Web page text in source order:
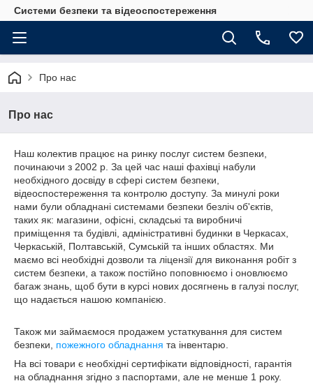
Системи безпеки та відеоспостереження
Про нас
Про нас
Наш колектив працює на ринку послуг систем безпеки,
починаючи з 2002 р. За цей час наші фахівці набули
необхідного досвіду в сфері систем безпеки,
відеоспостереження та контролю доступу. За минулі роки
нами були обладнані системами безпеки безліч об'єктів,
таких як: магазини, офісні, складські та виробничі
приміщення та будівлі, адміністративні будинки в Черкасах,
Черкаській, Полтавській, Сумській та інших областях. Ми
маємо всі необхідні дозволи та ліцензії для виконання робіт з
систем безпеки, а також постійно поповнюємо і оновлюємо
багаж знань, щоб бути в курсі нових досягнень в галузі послуг,
що надається нашою компанією.
Також ми займаємося продажем устаткування для систем
безпеки, пожежного обладнання та інвентарю.
На всі товари є необхідні сертифікати відповідності, гарантія
на обладнання згідно з паспортами, але не менше 1 року.